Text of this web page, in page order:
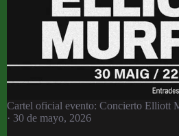
Cartel oficial evento: Concierto Elliott
· 30 de mayo, 2026